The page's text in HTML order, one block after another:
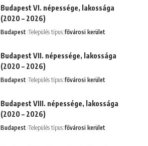
Budapest VI. népessége, lakossága
(2020 – 2026)
Budapest Település típus:fővárosi kerület
Budapest VII. népessége, lakossága
(2020 – 2026)
Budapest Település típus:fővárosi kerület
Budapest VIII. népessége, lakossága
(2020 – 2026)
Budapest Település típus:fővárosi kerület